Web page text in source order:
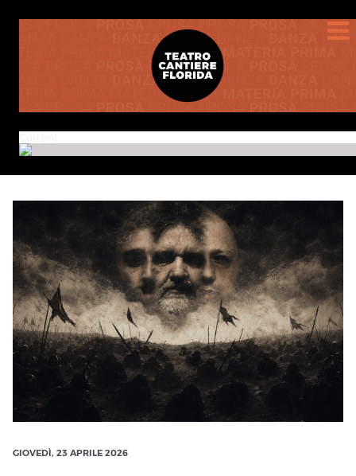
GIOVEDÌ, 23 APRILE 2026